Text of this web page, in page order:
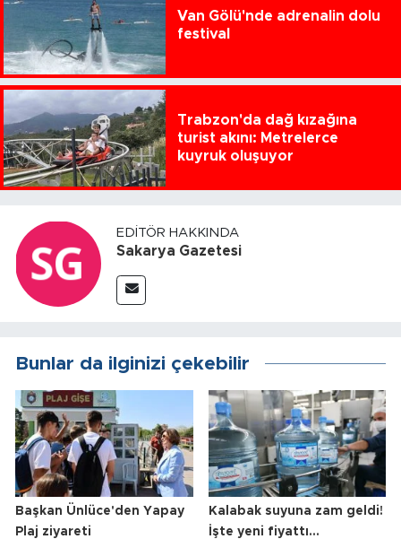
Van Gölü'nde adrenalin dolu
festival
Trabzon'da dağ kızağına
turist akını: Metrelerce
kuyruk oluşuyor
EDITÖR HAKKINDA
Sakarya Gazetesi
Bunlar da ilginizi çekebilir
Başkan Ünlüce'den Yapay
Plaj ziyareti
Kalabak suyuna zam geldi!
İşte yeni fiyattı...